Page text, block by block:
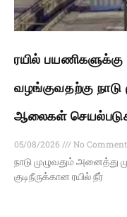
ரயில் பயணிகளுக்கு
வழங்குவதற்கு நாடு
ஆலைகள்
05/08/2026
No
நாடு முழுவதும் அனைத்து
குடிநீருக்கான ரயில் நீர்